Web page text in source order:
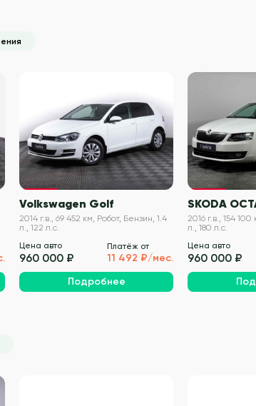
VIN проверен
Volkswagen Golf
2014 г.в., 69 452 км, Робот, Бензин, 1.4
л., 122 л.с.
Цена авто
960 000 ₽
Платёж от
11 492 ₽/мес.
Подробнее
SKODA
2016 г.в., 154
л., 180 л.с.
Цена авто
960 000 ₽